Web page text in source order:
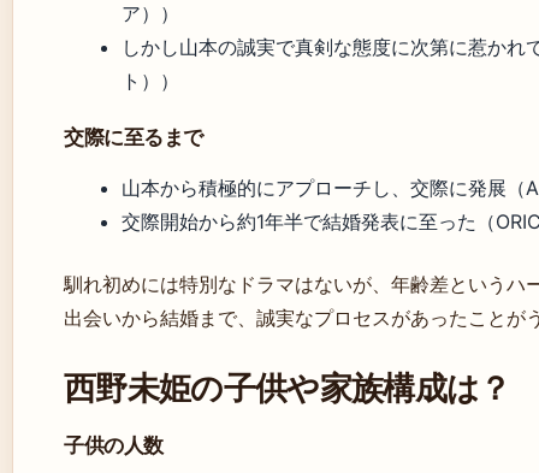
ア））
しかし山本の誠実で真剣な態度に次第に惹か
ト））
交際に至るまで
山本から積極的にアプローチし、交際に発展（
交際開始から約1年半で結婚発表に至った（
馴れ初めには特別なドラマはないが、年齢差というハ
出会いから結婚まで、誠実なプロセスがあったことが
西野未姫の子供や家族構成は？
子供の人数